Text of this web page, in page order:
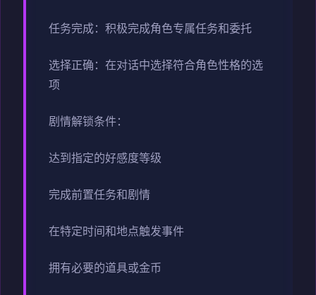
任务完成：积极完成角色专属任务和委托
选择正确：在对话中选择符合角色性格的选
项
剧情解锁条件：
达到指定的好感度等级
完成前置任务和剧情
在特定时间和地点触发事件
拥有必要的道具或金币